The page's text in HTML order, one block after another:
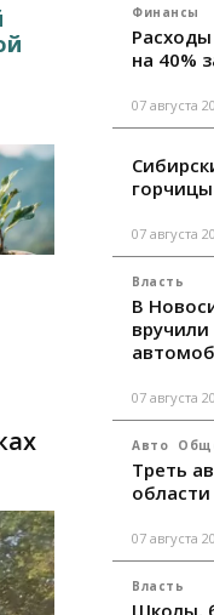
Финансы
на 40%
07 августа
горчицы
07 августа
Власть
В
07 августа
Авто
Треть
07 августа
Власть